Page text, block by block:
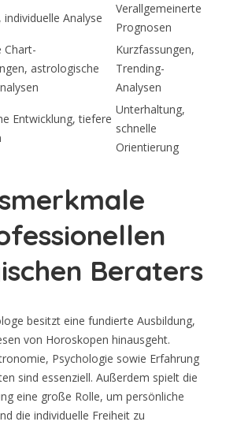
individuelle Analyse
Verallgemeinerte
Prognosen
Chart-
astrologische
Kurzfassungen,
Trending-
Analysen
Entwicklung, tiefere
Unterhaltung,
schnelle
Orientierung
Beraters
besitzt eine fundierte Ausbildung,
von Horoskopen hinausgeht.
Psychologie sowie Erfahrung
sind essenziell. Außerdem spielt die
eine große Rolle, um persönliche
die individuelle Freiheit zu